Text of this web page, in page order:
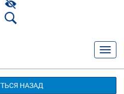
НАЗАД